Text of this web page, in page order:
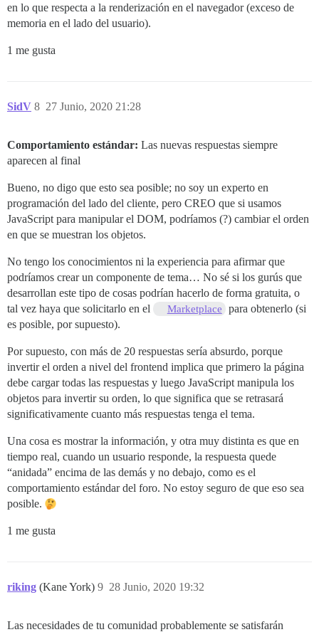
en lo que respecta a la renderización en el navegador (exceso de
memoria en el lado del usuario).
1 me gusta
SidV 27 Junio, 2020 21:28
8
Comportamiento estándar: Las nuevas respuestas siempre
aparecen al final
Bueno, no digo que esto sea posible; no soy un experto en
programación del lado del cliente, pero CREO que si usamos
JavaScript para manipular el DOM, podríamos (?) cambiar el orden
en que se muestran los objetos.
No tengo los conocimientos ni la experiencia para afirmar que
podríamos crear un componente de tema… No sé si los gurús que
desarrollan este tipo de cosas podrían hacerlo de forma gratuita, o
tal vez haya que solicitarlo en el
Marketplace
para obtenerlo (si
es posible, por supuesto).
Por supuesto, con más de 20 respuestas sería absurdo, porque
invertir el orden a nivel del frontend implica que primero la página
debe cargar todas las respuestas y luego JavaScript manipula los
objetos para invertir su orden, lo que significa que se retrasará
significativamente cuanto más respuestas tenga el tema.
Una cosa es mostrar la información, y otra muy distinta es que en
tiempo real, cuando un usuario responde, la respuesta quede
“anidada” encima de las demás y no debajo, como es el
comportamiento estándar del foro. No estoy seguro de que eso sea
posible.
1 me gusta
riking (Kane York) 28 Junio, 2020 19:32
9
Las necesidades de tu comunidad probablemente se satisfarán